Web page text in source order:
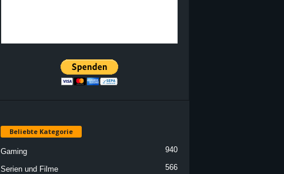
Beliebte Kategorie
Gaming 940
Serien und Filme 566